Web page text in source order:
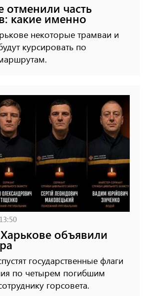
отменили часть
какие именно
некоторые трамваи и
курсировать по
объявили
государственные флаги
по четырем погибшим
горсовета.